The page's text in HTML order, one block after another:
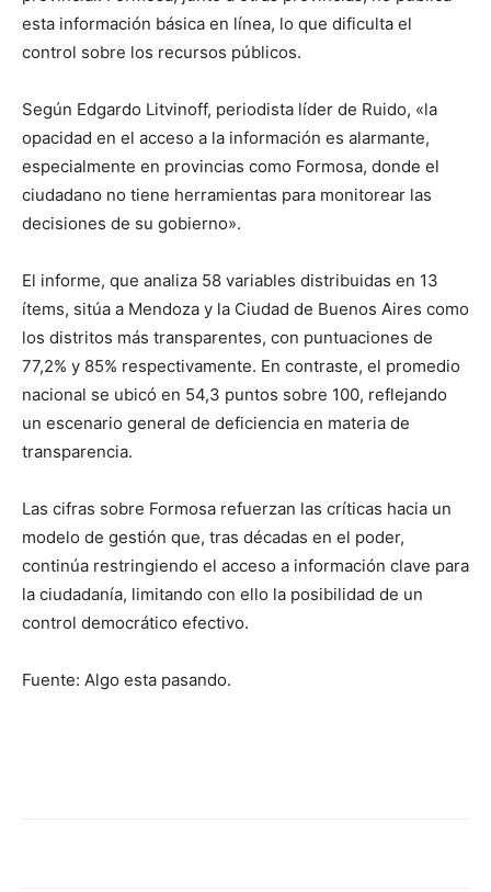
esta información básica en línea, lo que dificulta el
control sobre los recursos públicos.
Según Edgardo Litvinoff, periodista líder de Ruido, «la
opacidad en el acceso a la información es alarmante,
especialmente en provincias como Formosa, donde el
ciudadano no tiene herramientas para monitorear las
decisiones de su gobierno».
El informe, que analiza 58 variables distribuidas en 13
ítems, sitúa a Mendoza y la Ciudad de Buenos Aires como
los distritos más transparentes, con puntuaciones de
77,2% y 85% respectivamente. En contraste, el promedio
nacional se ubicó en 54,3 puntos sobre 100, reflejando
un escenario general de deficiencia en materia de
transparencia.
Las cifras sobre Formosa refuerzan las críticas hacia un
modelo de gestión que, tras décadas en el poder,
continúa restringiendo el acceso a información clave para
la ciudadanía, limitando con ello la posibilidad de un
control democrático efectivo.
Fuente: Algo esta pasando.